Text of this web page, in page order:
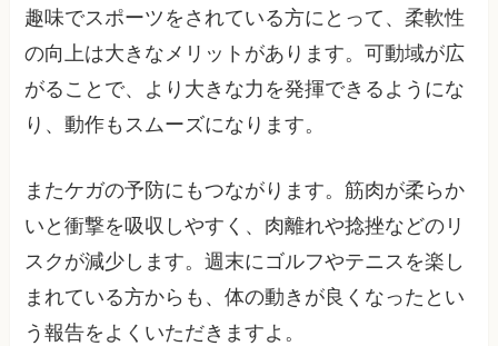
趣味でスポーツをされている方にとって、柔軟性
の向上は大きなメリットがあります。可動域が広
がることで、より大きな力を発揮できるようにな
り、動作もスムーズになります。
またケガの予防にもつながります。筋肉が柔らか
いと衝撃を吸収しやすく、肉離れや捻挫などのリ
スクが減少します。週末にゴルフやテニスを楽し
まれている方からも、体の動きが良くなったとい
う報告をよくいただきますよ。